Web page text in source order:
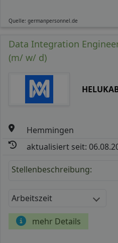
Quelle: germanpersonnel.de
Data Integration
(m/ w/ d)
Hemmingen
aktualisiert seit:
Stellenbeschreibung:
Arbeitszeit
mehr Details